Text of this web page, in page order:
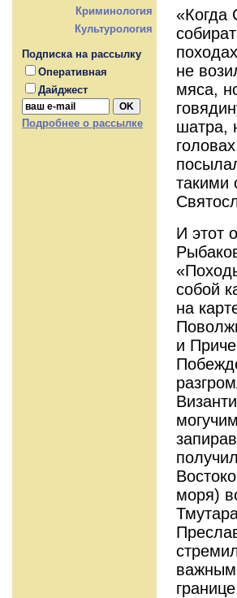
Криминология
Культурология
Подписка на рассылку
Оперативная
Дайджест
Подробнее о рассылке
«Когда
не
мяса,
шатра,
такими
И этот
собой
на
и
моря)
важным